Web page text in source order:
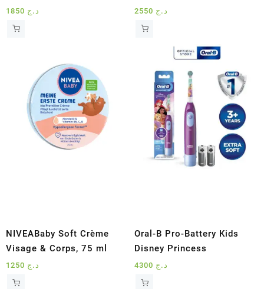
د.ج د.ج
NIVEABaby Soft Crème
Visage & Corps, 75 ml
د.ج
Oral-B Pro-Battery Kids
Disney Princess
د.ج